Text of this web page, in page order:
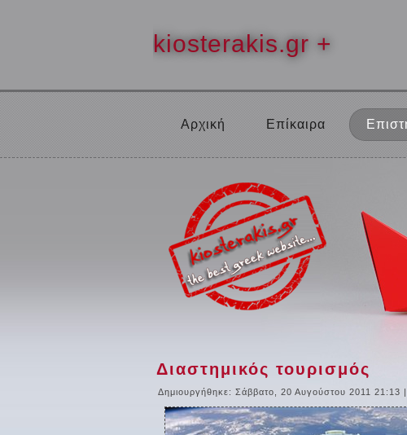
kiosterakis.gr +
Αρχική Επίκαιρα
Διαστημικός τουρισμός
Δημιουργήθηκε: Σάββατο, 20 Αυγούστου 2011 21:13 |